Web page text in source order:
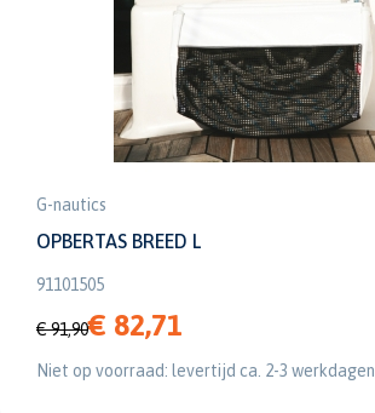
G-nautics
OPBERTAS BREED L
91101505
€ 91,90€ 82,71
Niet op voorraad: levertijd ca. 2-3 werkdagen